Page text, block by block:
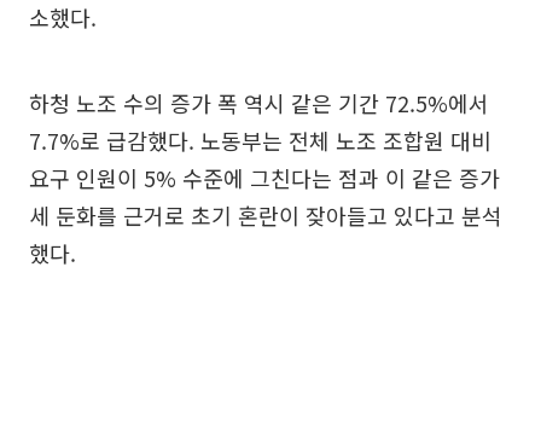
소했다.
하청 노조 수의 증가 폭 역시 같은 기간 72.5%에서
7.7%로 급감했다. 노동부는 전체 노조 조합원 대비
요구 인원이 5% 수준에 그친다는 점과 이 같은 증가
세 둔화를 근거로 초기 혼란이 잦아들고 있다고 분석
했다.